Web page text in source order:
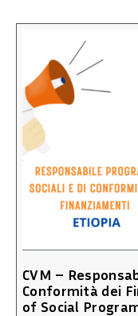
CVM –
Conformità dei
of Social